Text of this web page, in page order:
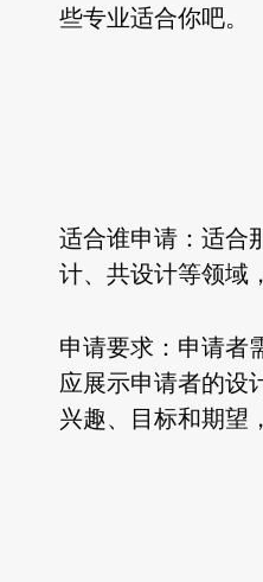
些专业适合你吧。
适合谁申请 ：适
计、共设计等领域
申请要求 ：申请
应展示申请者的设
兴趣、目标和期望